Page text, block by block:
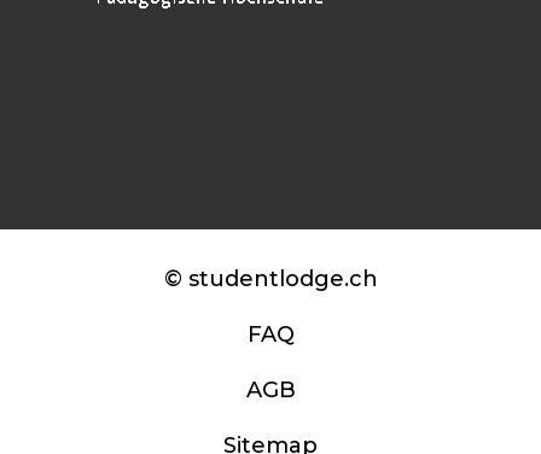
© studentlodge.ch
FAQ
AGB
Sitemap